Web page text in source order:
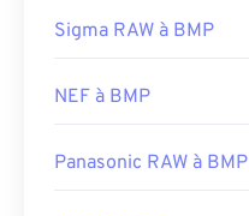
Sigma RAW à BMP
NEF à BMP
Panasonic RAW à BMP